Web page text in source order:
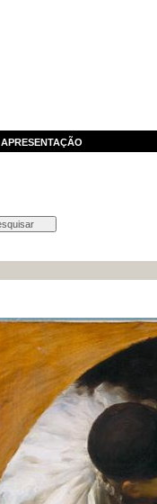
APRESENTAÇÃO